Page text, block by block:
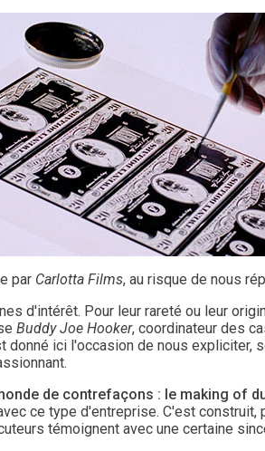
par Carlotta Films, au risque de nous
d'intérêt. Pour leur rareté ou leur
Buddy Joe Hooker, coordinateur des
donné ici l'occasion de nous expliciter,
de contrefaçons : le making of
ce type d'entreprise. C'est
témoignent avec une certaine